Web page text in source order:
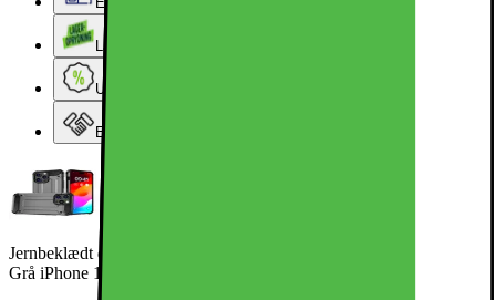
Lageroprydning
Ugens tilbud - og andre gode priser
Elgiganten Erhverv
Jernbeklædt dobbeltlags, stødsikkert telefoncover med fire hjørner
Grå iPhone 15 Plus